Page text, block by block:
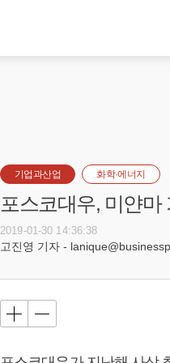
기업과산업 화학·에너지
포스코대우, 미얀마
2019-01-30 14:36:38
고진영 기자 -